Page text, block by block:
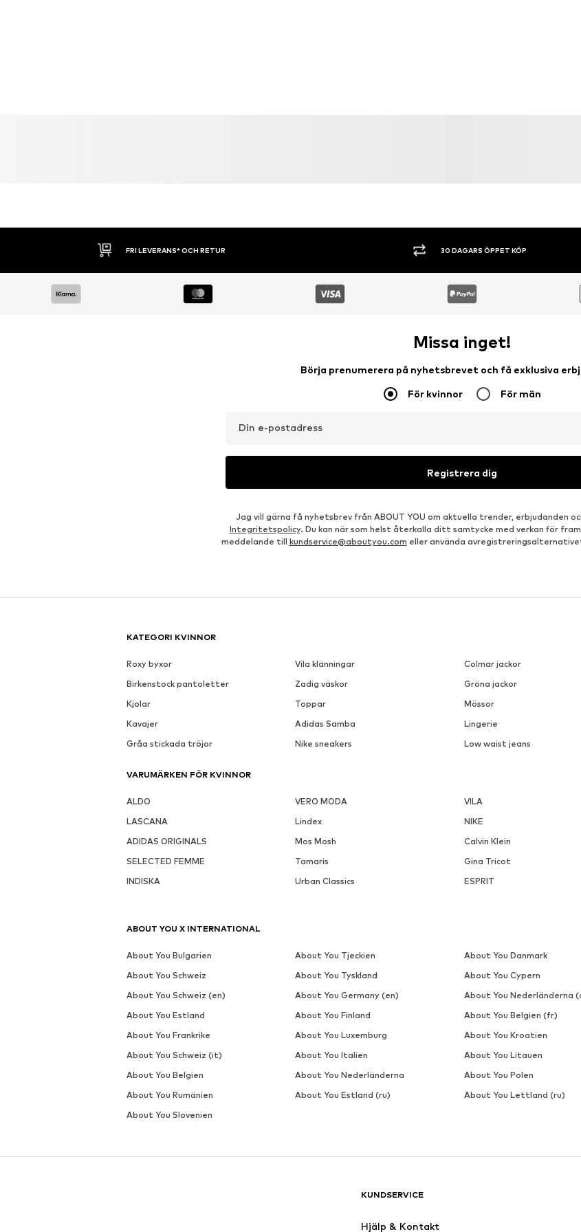
30 DAGARS ÖPPET KÖP SHOPPA NU. BETALA INOM 60 DAGAR.
Missa inget!
Börja prenumerera på nyhetsbrevet och få exklusiva
För kvinnor För män
Din e-postadress
Registrera dig
Jag vill gärna få nyhetsbrev från ABOUT YOU om aktuella trender, erbjudanden
Integritetspolicy. Du kan när som helst återkalla ditt samtycke med verkan för
meddelande till kundservice@aboutyou.com eller använda
KATEGORI KVINNOR
Roxy byxor Vila klänningar Colmar jackor
Birkenstock pantoletter
Zadig väskor Gröna jackor
Kjolar
Toppar Mössor
Kavajer
Adidas Samba Lingerie
Gråa stickada tröjor
Nike sneakers Low waist jeans
VARUMÄRKEN FÖR KVINNOR
ALDO VERO MODA VILA
LASCANA
Lindex NIKE
ADIDAS ORIGINALS
Mos Mosh Calvin Klein
SELECTED FEMME
Tamaris Gina Tricot
INDISKA
Urban Classics ESPRIT
KUNDSERVICE
Hjälp & Kontakt
ABOUT YOU X INTERNATIONAL
About You Bulgarien About You Tjeckien About You Danmark
About You Schweiz
About You Tyskland About You Cypern
About You Schweiz (en)
About You Germany (en) About You Nederländerna
About You Estland
About You Finland About You Belgien (fr)
About You Frankrike
About You Luxemburg About You Kroatien
About You Schweiz (it)
About You Italien About You Litauen
About You Belgien
About You Nederländerna About You Polen
About You Rumänien
About You Estland (ru) About You Lettland (ru)
About You Slovenien